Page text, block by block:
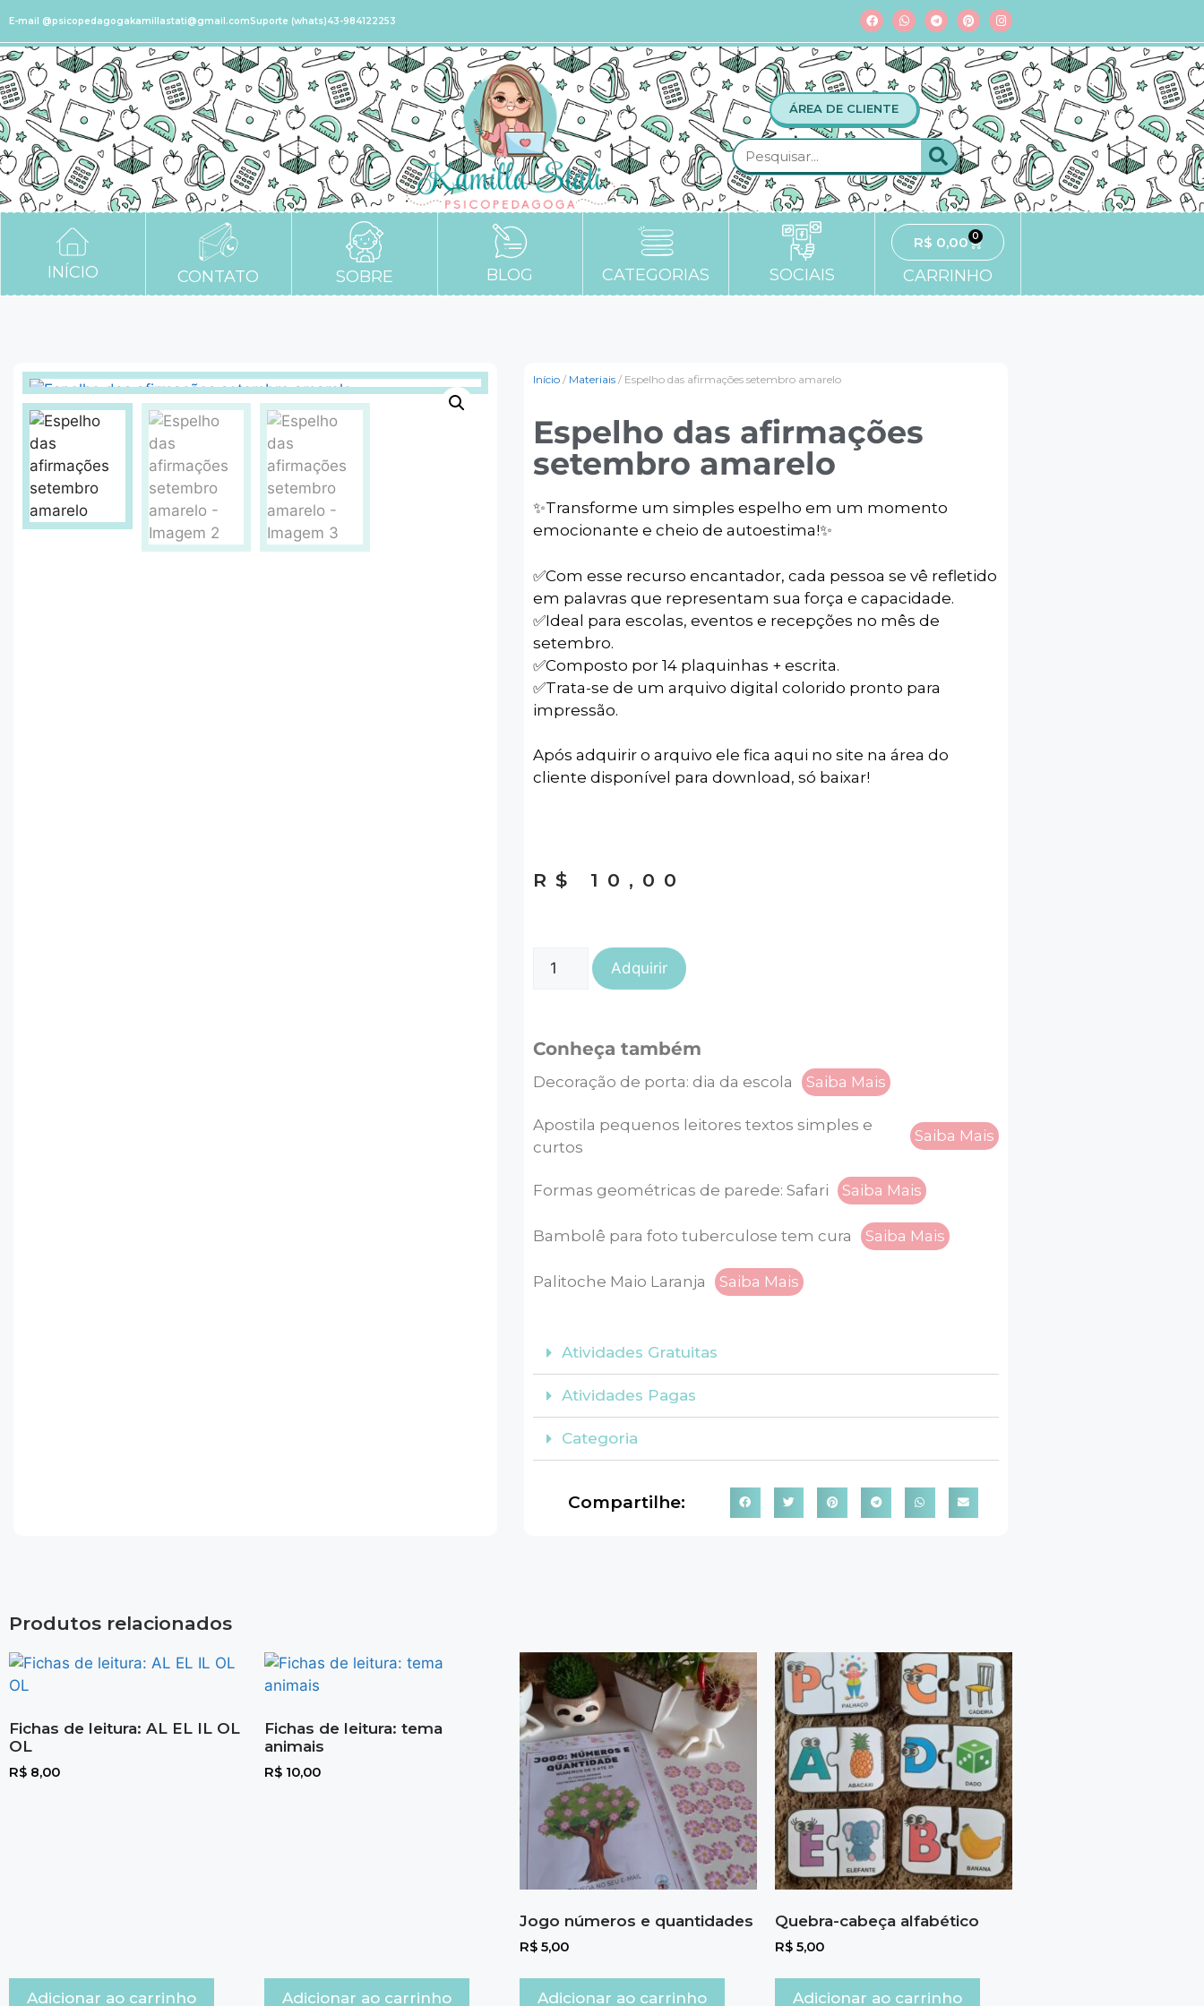
E-mail @psicopedagogakamillastati@gmail.comSuporte (whats)43-984122253
ÁREA DE CLIENTE
INÍCIO CONTATO SOBRE BLOG CATEGORIAS SOCIAIS
R$ 0,00 0
CARRINHO
Início / Materiais / Espelho das afirmações setembro amarelo
Espelho das afirmações
setembro amarelo
✨️Transforme um simples espelho em um momento
emocionante e cheio de autoestima!✨️
✅️Com esse recurso encantador, cada pessoa se vê refletido
em palavras que representam sua força e capacidade.
✅️Ideal para escolas, eventos e recepções no mês de
setembro.
✅️Composto por 14 plaquinhas + escrita.
✅️Trata-se de um arquivo digital colorido pronto para
impressão.
Após adquirir o arquivo ele fica aqui no site na área do
cliente disponível para download, só baixar!
R$ 10,00
Adquirir
Conheça também
Decoração de porta: dia da escola Saiba Mais
Apostila pequenos leitores textos simples e
curtos
Saiba Mais
Formas geométricas de parede: Safari Saiba Mais
Bambolê para foto tuberculose tem cura Saiba Mais
Palitoche Maio Laranja Saiba Mais
Atividades Gratuitas
Atividades Pagas
Categoria
Compartilhe:
Produtos relacionados
Fichas de leitura: AL EL IL OL
OL
R$ 8,00
Adicionar ao carrinho
Fichas de leitura: tema
animais
R$ 10,00
Adicionar ao carrinho
Jogo números e quantidades
R$ 5,00
Adicionar ao carrinho
Quebra-cabeça alfabético
R$ 5,00
Adicionar ao carrinho